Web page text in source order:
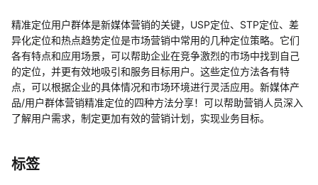
精准定位用户群体是新媒体营销的关键，USP定位、STP定位、差
异化定位和热点趋势定位是市场营销中常用的几种定位策略。它们
各有特点和应用场景，可以帮助企业在竞争激烈的市场中找到自己
的定位，并更有效地吸引和服务目标用户。这些定位方法各有特
点，可以根据企业的具体情况和市场环境进行灵活应用。新媒体产
品/用户群体营销精准定位的四种方法分享！可以帮助营销人员深入
了解用户需求，制定更加有效的营销计划，实现业务目标。
标签